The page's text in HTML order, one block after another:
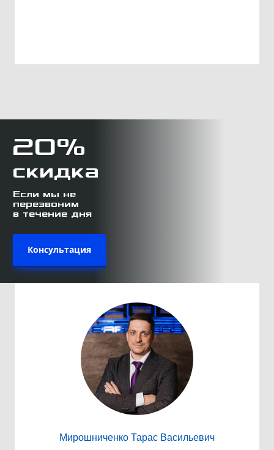
Мирошниченко Тарас Васильевич
20%
скидка
Если мы не
перезвоним
в течение дня
Консультация